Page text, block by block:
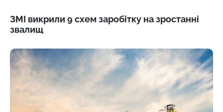
ЗМІ викрили 9 схем заробітку на зростанні
звалищ